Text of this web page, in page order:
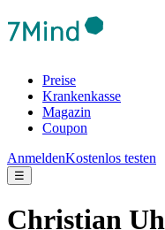
Preise
Krankenkasse
Magazin
Coupon
AnmeldenKostenlos testen
☰
Christian